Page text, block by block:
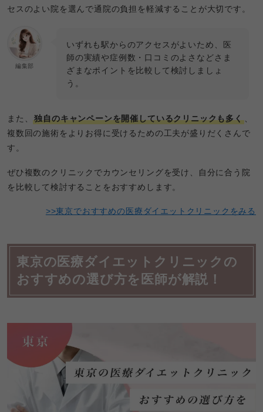
セスのよい院を選んで通院の負担を軽減することが大切です。
編集部
いずれも駅からのアクセスがよいため、医
師の実績や症例数・口コミのよさなどさま
ざまなポイントを比較して検討しましょ
う。
また、独自のキャンペーンを開催しているクリニックも多く、
複数回の施術をよりお得に受けるための工夫が盛りだくさんで
す。
ぜひ複数のクリニックでカウンセリングを受け、自分に合う院
を比較して検討することをおすすめします。
>>東京でおすすめの医療ダイエットクリニックをみる
東京の医療ダイエットクリニックの
おすすめの選び方を医師が解説！